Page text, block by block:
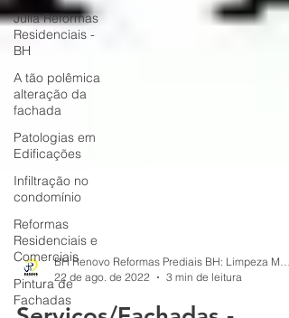
Júlia Reformas
Residenciais -
BH
A tão polêmica
alteração da
fachada
Patologias em
Edificações
Infiltração no
condomínio
Reformas
Residenciais e
Comerciais
Pintura de
Fachadas
22 de ago. de 2022
3 min de leitura